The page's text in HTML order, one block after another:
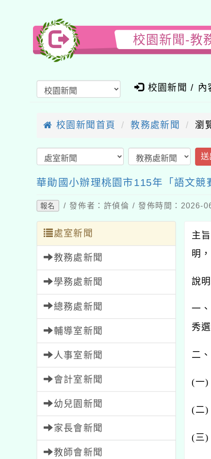
校園新聞-教
校園新聞 / 內
校園新聞首頁 教務處新聞 瀏
送
華勛國小辦理桃園市115年「語文競
報名 / 發佈者：許偵倫 / 發佈時間：2026-
處室新聞
教務處新聞
學務處新聞
總務處新聞
輔導室新聞
人事室新聞
會計室新聞
幼兒園新聞
家長會新聞
教師會新聞
主
明
說
一
秀
二
(
(
(